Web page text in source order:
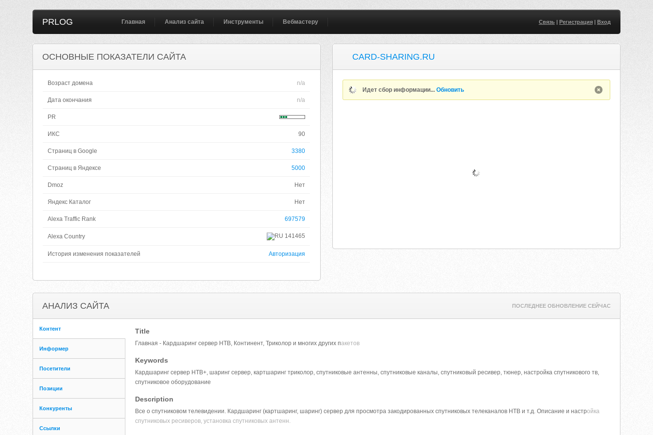
PRLOG Главная Анализ сайта Инструменты Вебмастеру Связь| Регистрация| Вход
ОСНОВНЫЕ ПОКАЗАТЕЛИ САЙТА
Возраст домена n/a
Дата окончания n/a
PR
ИКС 90
Страниц в Google 3380
Страниц в Яндексе 5000
Dmoz Нет
Яндекс Каталог Нет
Alexa Traffic Rank 697579
Alexa Country 141465
История изменения показателей Авторизация
CARD-SHARING.RU
Идет сбор информации...Обновить
АНАЛИЗ САЙТА ПОСЛЕДНЕЕ ОБНОВЛЕНИЕ СЕЙЧАС
Контент
Информер
Посетители
Позиции
Конкуренты
Ссылки
Title
Главная - Кардшаринг сервер НТВ, Континент, Триколор и многих других пакетов
Keywords
Кардшаринг сервер НТВ+, шаринг сервер, картшаринг триколор, спутниковые антенны, спутниковые каналы, спутниковый ресивер, тюнер, настройка спутникового тв,
спутниковое оборудование
Description
Все о спутниковом телевидении. Кардшаринг (картшаринг, шаринг) сервер для просмотра закодированных спутниковых телеканалов НТВ и т.д. Описание и настройка
спутниковых ресиверов, установка спутниковых антенн.